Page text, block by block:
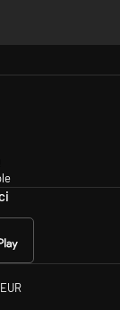
EUR